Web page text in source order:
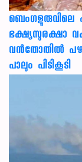
ബെംഗളൂരുവിലെ
ഭക്ഷ്യസുരക്ഷാ
വൻതോതിൽ
പാലും പിടികൂടി